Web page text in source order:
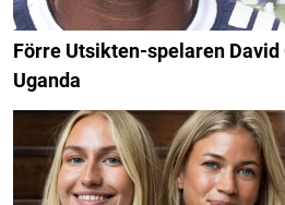
Förre Utsikten-spelaren David
Uganda